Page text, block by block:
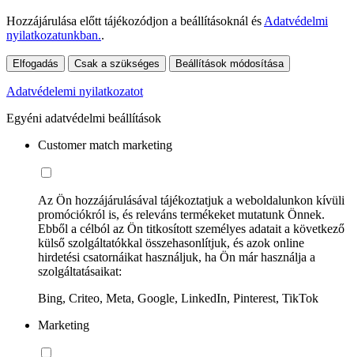
Hozzájárulása előtt tájékozódjon a beállításoknál és Adatvédelmi
nyilatkozatunkban..
Elfogadás Csak a szükséges Beállítások módosítása
Adatvédelemi nyilatkozatot
Egyéni adatvédelmi beállítások
Customer match marketing
Az Ön hozzájárulásával tájékoztatjuk a weboldalunkon kívüli
promóciókról is, és releváns termékeket mutatunk Önnek.
Ebből a célból az Ön titkosított személyes adatait a következő
külső szolgáltatókkal összehasonlítjuk, és azok online
hirdetési csatornáikat használjuk, ha Ön már használja a
szolgáltatásaikat:
Bing, Criteo, Meta, Google, LinkedIn, Pinterest, TikTok
Marketing